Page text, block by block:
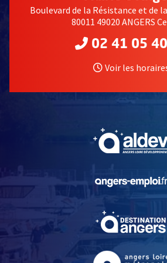
Boulevard de la Résistance et de
80011 49020 ANGERS
02 41 05
Voir les